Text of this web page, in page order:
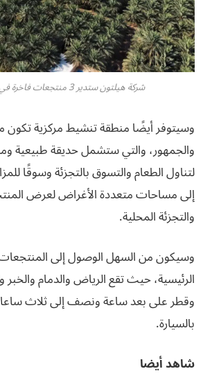
شركة هيلتون ستدير 3 منتجعات فاخرة في الأحساء
وسيتوفر أيضًا منطقة تنشيط مركزية
والجمهور، والتي ستشمل حديقة طبيعية
لتناول الطعام والتسوق بالتجزئة وسوقًا
إلى مساحات متعددة الأغراض لعرض
والتجزئة المحلية.
وسيكون من السهل الوصول إلى
الرئيسية، حيث تقع الرياض والدمام والخبر
وقطر على بعد ساعة ونصف إلى ثلاث
بالسيارة.
شاهد أيضا